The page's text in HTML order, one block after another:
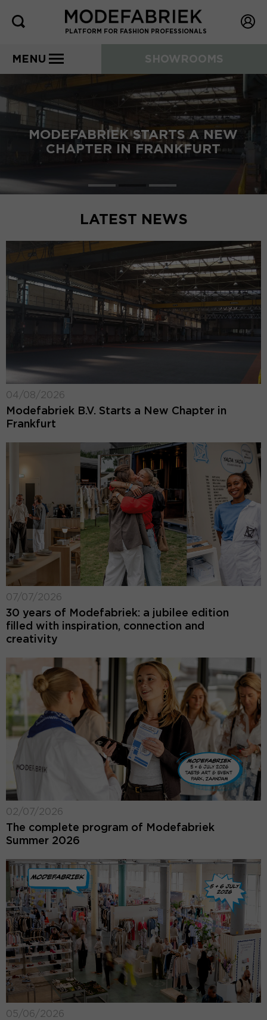
PLATFORM FOR FASHION PROFESSIONALS
MENU SHOWROOMS
MODEFABRIEK STARTS A NEW
CHAPTER IN FRANKFURT
LATEST NEWS
04/08/2026
Modefabriek B.V. Starts a New Chapter in
Frankfurt
07/07/2026
30 years of Modefabriek: a jubilee edition
filled with inspiration, connection and
creativity
02/07/2026
The complete program of Modefabriek
Summer 2026
05/06/2026